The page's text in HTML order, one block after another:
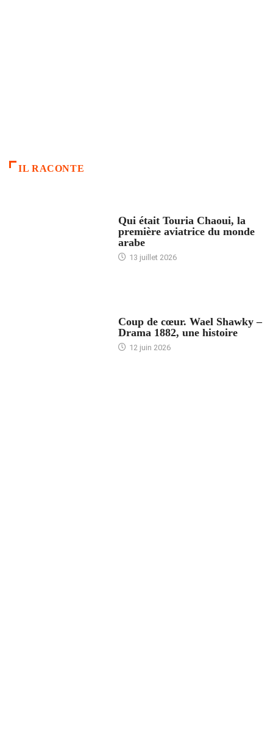
IL RACONTE
Qui était Touria Chaoui, la
première aviatrice du monde
arabe
13 juillet 2026
Coup de cœur. Wael Shawky –
Drama 1882, une histoire
12 juin 2026